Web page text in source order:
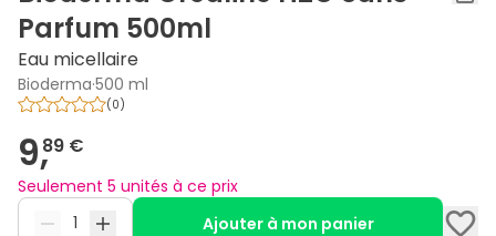
Parfum 500ml
Eau micellaire
Bioderma·500 ml
(0)
9,89 €
Seulement 5 unités à ce prix
Ajouter à mon panier